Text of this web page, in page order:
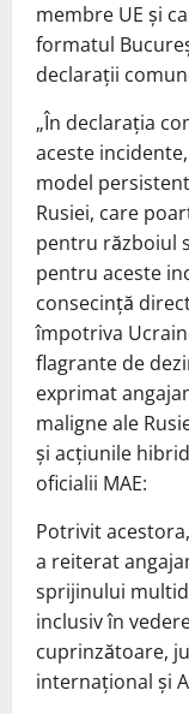
membre UE şi
formatul
declaraţii
„În declaraţia
aceste
model
Rusiei, care
pentru războiul
pentru aceste
consecinţă
împotriva
flagrante de
exprimat
maligne ale
şi acţiunile
oficialii MAE:
Potrivit
a reiterat
sprijinului
inclusiv în
cuprinzătoare,
internaţional şi